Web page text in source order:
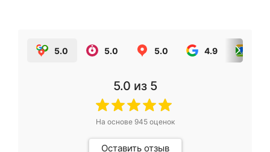
5.0 5.0 5.0 4.9
5.0 из 5
На основе 945оценок
Оставить отзыв